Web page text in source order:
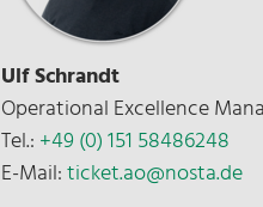
Ulf Schrandt
Operational Excellence
Tel.: +49 (0) 151 58486248
E-Mail:ticket.ao@nosta.de